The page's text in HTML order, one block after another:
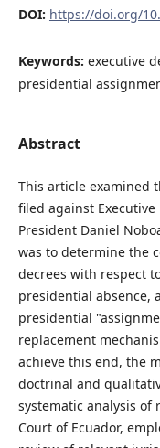
DOI: https://doi.org/
Keywords: executive
presidential
Abstract
This article examined
filed against Executive
President Daniel
was to determine the
decrees with respect
presidential absence,
presidential
replacement
achieve this end, the
doctrinal and
systematic analysis
Court of Ecuador,